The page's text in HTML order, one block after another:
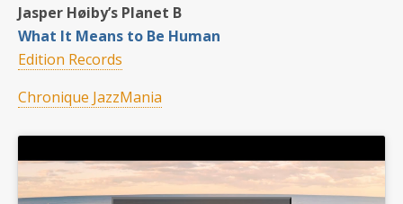
Jasper Høiby’s Planet B
What It Means to Be Human
Edition Records
Chronique JazzMania